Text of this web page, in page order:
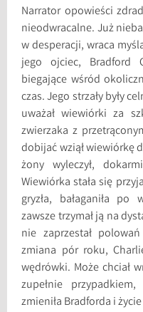
Narrator opowieści
nieodwracalne. Już
w desperacji, wraca
jego ojciec, Bradford
biegające wśród
czas. Jego strzały były
uważał wiewiórki za
zwierzaka z
dobijać wziął wiewiórkę
żony wyleczył,
Wiewiórka stała się
gryzła, bałaganiła po
zawsze trzymał ją na
nie zaprzestał
zmiana pór roku,
wędrówki. Może chciał
zupełnie
zmieniła Bradforda i